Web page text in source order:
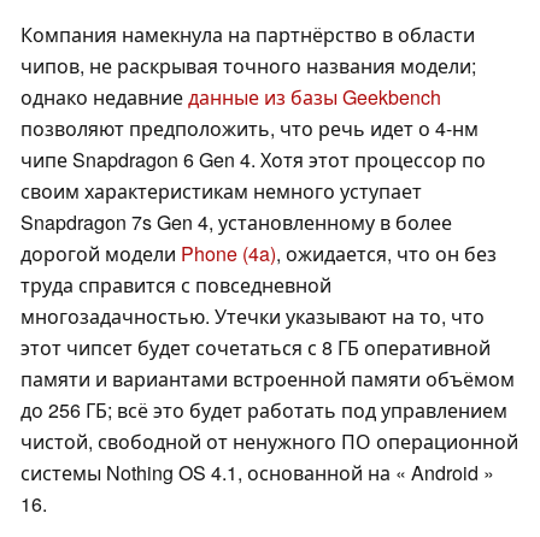
Компания намекнула на партнёрство в области
чипов, не раскрывая точного названия модели;
однако недавниеданные из базы Geekbench
позволяют предположить, что речь идет о 4-нм
чипе Snapdragon 6 Gen 4. Хотя этот процессор по
своим характеристикам немного уступает
Snapdragon 7s Gen 4, установленному в более
дорогой модели Phone (4a), ожидается, что он без
труда справится с повседневной
многозадачностью. Утечки указывают на то, что
этот чипсет будет сочетаться с 8 ГБ оперативной
памяти и вариантами встроенной памяти объёмом
до 256 ГБ; всё это будет работать под управлением
чистой, свободной от ненужного ПО операционной
системы Nothing OS 4.1, основанной на « Android »
16.